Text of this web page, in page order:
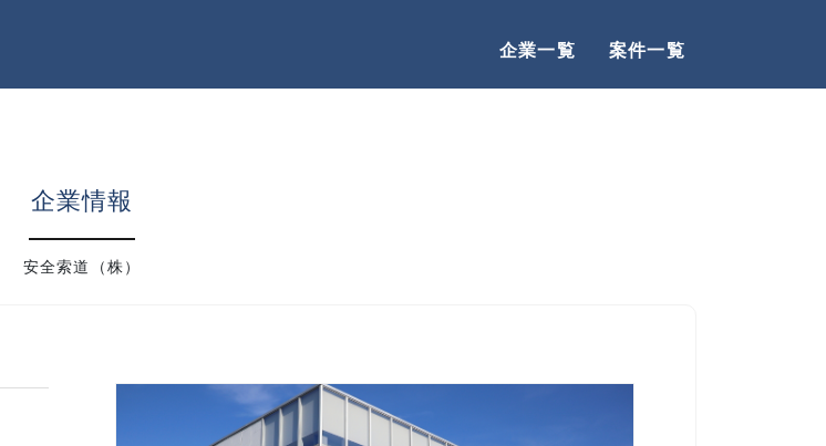
企業一覧 案件一覧
企業情報
安全索道（株）